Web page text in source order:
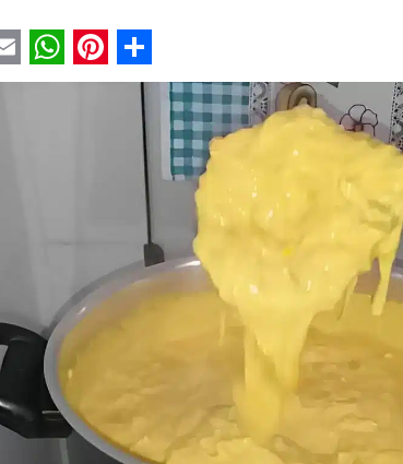
WhatsApp
Pinterest
Share